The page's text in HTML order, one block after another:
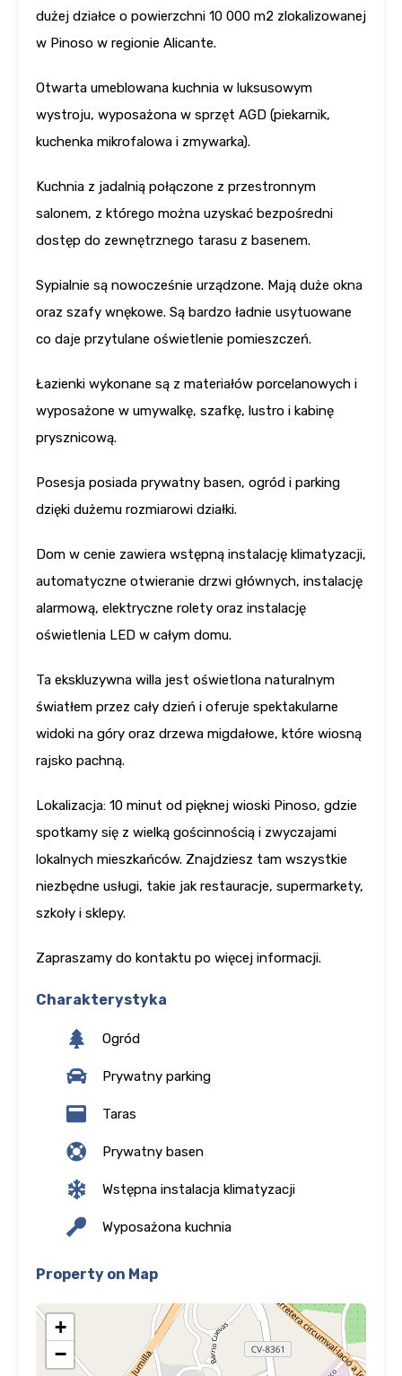
dużej działce o powierzchni 10 000 m2 zlokalizowanej
w Pinoso w regionie Alicante.
Otwarta umeblowana kuchnia w luksusowym
wystroju, wyposażona w sprzęt AGD (piekarnik,
kuchenka mikrofalowa i zmywarka).
Kuchnia z jadalnią połączone z przestronnym
salonem, z którego można uzyskać bezpośredni
dostęp do zewnętrznego tarasu z basenem.
Sypialnie są nowocześnie urządzone. Mają duże okna
oraz szafy wnękowe. Są bardzo ładnie usytuowane
co daje przytulane oświetlenie pomieszczeń.
Łazienki wykonane są z materiałów porcelanowych i
wyposażone w umywalkę, szafkę, lustro i kabinę
prysznicową.
Posesja posiada prywatny basen, ogród i parking
dzięki dużemu rozmiarowi działki.
Dom w cenie zawiera wstępną instalację klimatyzacji,
automatyczne otwieranie drzwi głównych, instalację
alarmową, elektryczne rolety oraz instalację
oświetlenia LED w całym domu.
Ta ekskluzywna willa jest oświetlona naturalnym
światłem przez cały dzień i oferuje spektakularne
widoki na góry oraz drzewa migdałowe, które wiosną
rajsko pachną.
Lokalizacja: 10 minut od pięknej wioski Pinoso, gdzie
spotkamy się z wielką gościnnością i zwyczajami
lokalnych mieszkańców. Znajdziesz tam wszystkie
niezbędne usługi, takie jak restauracje, supermarkety,
szkoły i sklepy.
Zapraszamy do kontaktu po więcej informacji.
Charakterystyka
Ogród
Prywatny parking
Taras
Prywatny basen
Wstępna instalacja klimatyzacji
Wyposażona kuchnia
Property on Map
+
−